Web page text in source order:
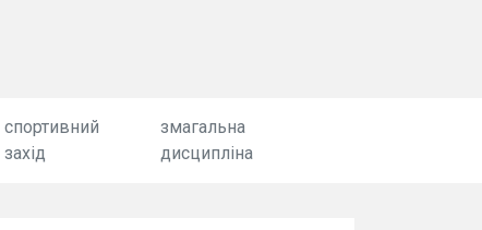
спортивний
захід
змагальна
дисципліна